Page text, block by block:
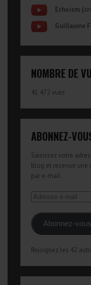
Echoism
Guillaume
NOMBRE DE
41 472 vues
ABONNEZ-
Saisissez votre
blog et recevoir
par e-mail.
Adresse
mail
Abonnez-vous
Rejoignez les 42